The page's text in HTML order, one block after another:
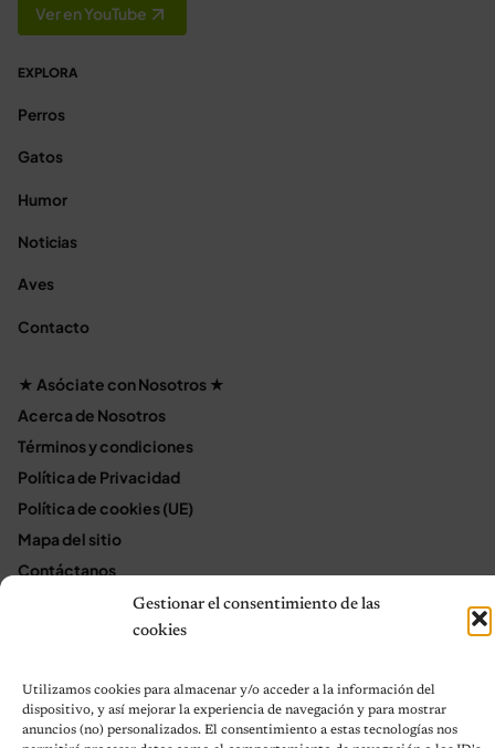
Gestionar el consentimiento de las
cookies
Utilizamos cookies para almacenar y/o acceder a la información del
dispositivo, y así mejorar la experiencia de navegación y para mostrar
anuncios (no) personalizados. El consentimiento a estas tecnologías nos
Ver en YouTube
EXPLORA
Perros
Gatos
Humor
Noticias
Aves
Contacto
★ Asóciate con Nosotros ★
Acerca de Nosotros
Términos y condiciones
Política de Privacidad
Política de cookies (UE)
Mapa del sitio
Contáctanos
Terms and Conditions
© 2026 Notas de Mascotas
Política de privacidad